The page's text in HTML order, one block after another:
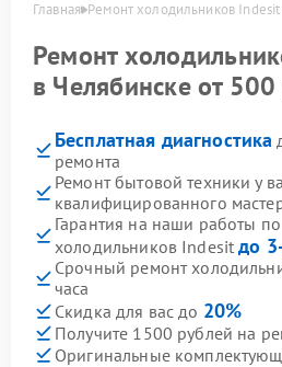
Главная Ремонт холодильников
Ремонт
в Челябинске от
Бесплатная диагностика
ремонта
Ремонт бытовой техники у
квалифицированного
Гарантия на наши работы
холодильников Indesitдо
Срочный ремонт
часа
Скидка для вас до 20%
Получите 1500 рублей на
Оригинальные